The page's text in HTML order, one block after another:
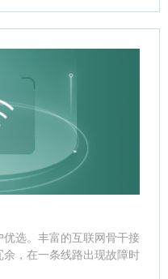
选。丰富的互联网骨干接
，在一条线路出现故障时